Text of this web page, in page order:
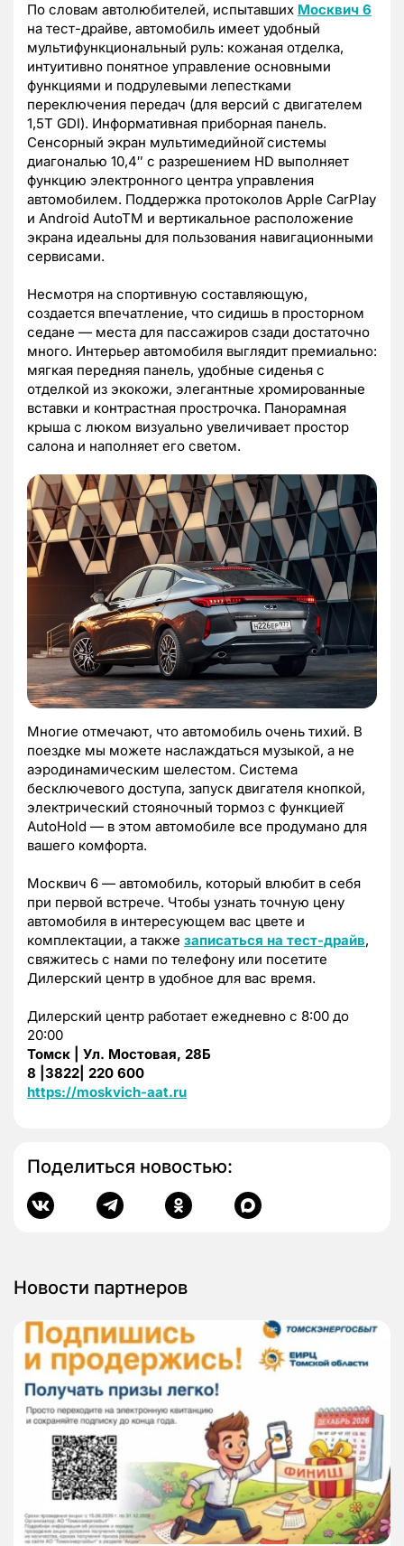
По словам автолюбителей, испытавших Москвич 6
на тест-драйве, автомобиль имеет удобный
мультифункциональный руль: кожаная отделка,
интуитивно понятное управление основными
функциями и подрулевыми лепестками
переключения передач (для версий с двигателем
1,5Т GDI). Информативная приборная панель.
Сенсорный экран мультимедийной̆ системы
диагональю 10,4″ с разрешением HD выполняет
функцию электронного центра управления
автомобилем. Поддержка протоколов Apple CarPlay
и Android AutoTM и вертикальное расположение
экрана идеальны для пользования навигационными
сервисами.
Несмотря на спортивную составляющую,
создается впечатление, что сидишь в просторном
седане — места для пассажиров сзади достаточно
много. Интерьер автомобиля выглядит премиально:
мягкая передняя панель, удобные сиденья с
отделкой из экокожи, элегантные хромированные
вставки и контрастная прострочка. Панорамная
крыша с люком визуально увеличивает простор
салона и наполняет его светом.
Многие отмечают, что автомобиль очень тихий. В
поездке мы можете наслаждаться музыкой, а не
аэродинамическим шелестом. Система
бесключевого доступа, запуск двигателя кнопкой,
электрический стояночный тормоз с функцией̆
AutoHold — в этом автомобиле все продумано для
вашего комфорта.
Москвич 6 — автомобиль, который влюбит в себя
при первой встрече. Чтобы узнать точную цену
автомобиля в интересующем вас цвете и
комплектации, а также записаться на тест-драйв,
свяжитесь с нами по телефону или посетите
Дилерский центр в удобное для вас время.
Дилерский центр работает ежедневно с 8:00 до
20:00
Томск | Ул. Мостовая, 28Б
8 |3822| 220 600
https://moskvich-aat.ru
Поделиться новостью:
Новости партнеров